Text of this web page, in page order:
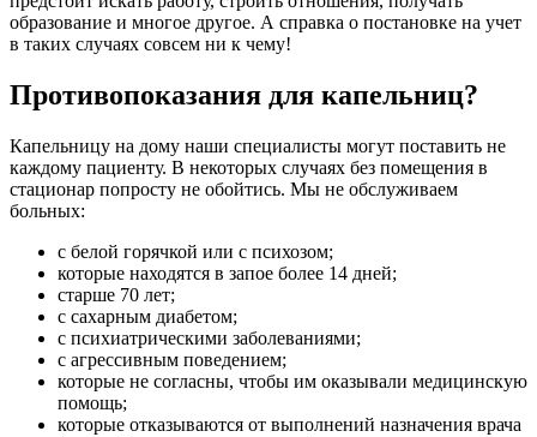
образование и многое другое. А справка о постановке на учет
в таких случаях совсем ни к чему!
Противопоказания для капельниц?
Капельницу на дому наши специалисты могут поставить не
каждому пациенту. В некоторых случаях без помещения в
стационар попросту не обойтись. Мы не обслуживаем
больных:
с белой горячкой или с психозом;
которые находятся в запое более 14 дней;
старше 70 лет;
с сахарным диабетом;
с психиатрическими заболеваниями;
с агрессивным поведением;
которые не согласны, чтобы им оказывали медицинскую
помощь;
которые отказываются от выполнений назначения врача